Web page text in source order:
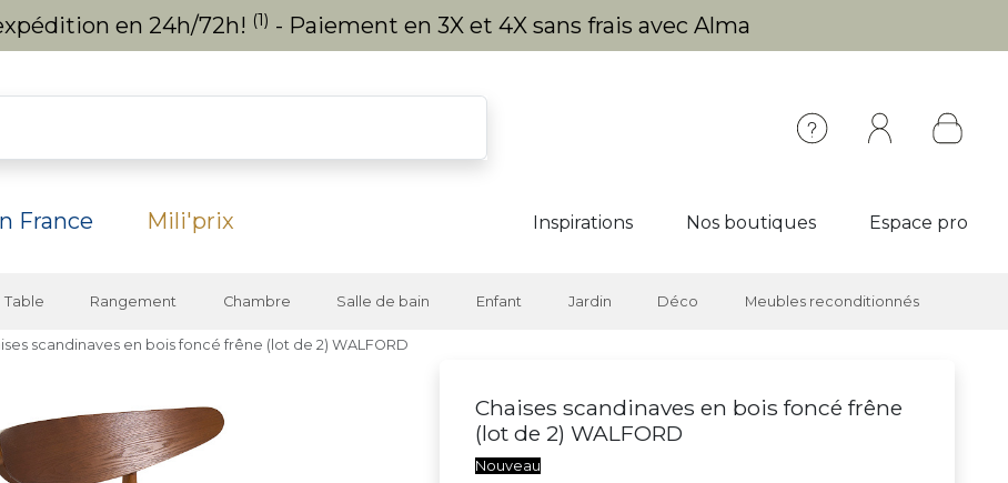
en 24h/72h! (1) - Paiement en 3X et 4X sans frais avec Alma
France Mili'prix Inspirations Nos boutiques Espace pro
Table Rangement Chambre Salle de bain Enfant Jardin Déco Meubles reconditionnés
scandinaves en bois foncé frêne (lot de 2) WALFORD
Chaises scandinaves en bois foncé frêne
(lot de 2) WALFORD
Nouveau